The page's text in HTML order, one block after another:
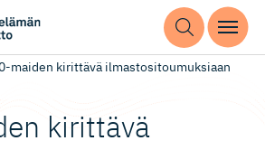
maiden kirittävä ilmastositoumuksiaan
kirittävä